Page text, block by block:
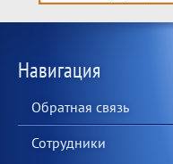
Навигация
Обратная связь
Сотрудники